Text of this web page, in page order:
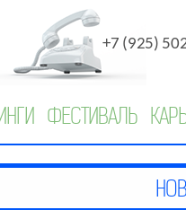
+7 (925)
ФЕСТИВАЛЬ